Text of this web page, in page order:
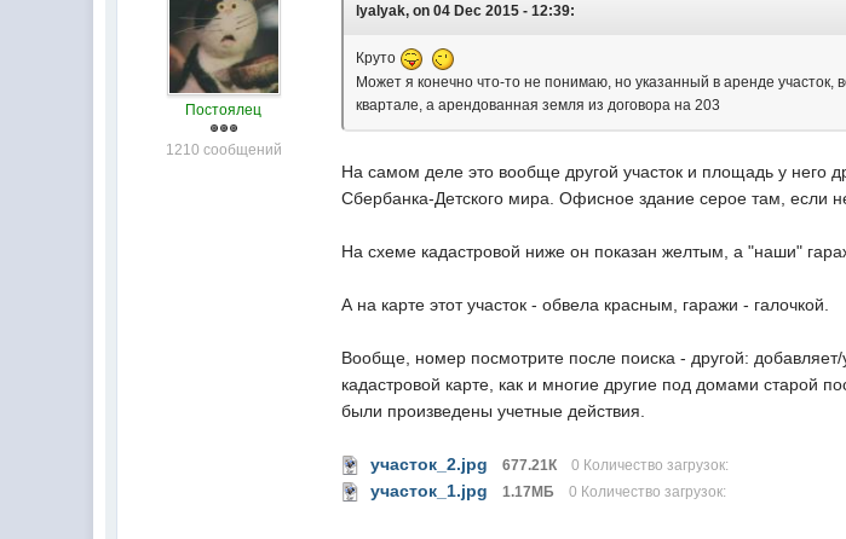
Постоялец
1210 сообщений
lyalyak, on 04 Dec 2015 - 12:39:
Круто
Может я конечно что-то не понимаю, но указанный в аренде
квартале, а арендованная земля из договора на 203
На самом деле это вообще другой участок и площадь у него
Сбербанка-Детского мира. Офисное здание серое там, если
На схеме кадастровой ниже он показан желтым, а "наши"
А на карте этот участок - обвела красным, гаражи - галочкой.
Вообще, номер посмотрите после поиска - другой:
кадастровой карте, как и многие другие под домами старой
были произведены учетные действия.
участок_2.jpg 677.21К 0 Количество загрузок:
участок_1.jpg 1.17МБ 0 Количество загрузок: